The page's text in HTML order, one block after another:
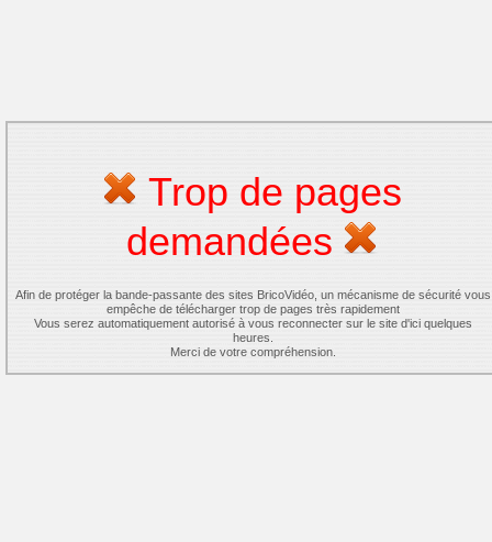
Trop de pages
demandées
Afin de protéger la bande-passante des sites BricoVidéo, un mécanisme de sécurité vous
empêche de télécharger trop de pages très rapidement
Vous serez automatiquement autorisé à vous reconnecter sur le site d'ici quelques
heures.
Merci de votre compréhension.